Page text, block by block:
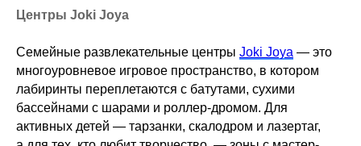
Центры Joki Joya
Семейные развлекательные центры Joki Joya — это
многоуровневое игровое пространство, в котором
лабиринты переплетаются с батутами, сухими
бассейнами с шарами и роллер-дромом. Для
активных детей — тарзанки, скалодром и лазертаг,